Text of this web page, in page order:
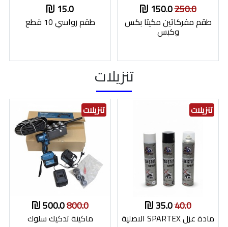
250.0
150.0
طقم مفركاتين مكيتا بكس
وكبس
15.0
طقم رواسي 10 قطع
تنزيلات
تنزيلات
40.0
35.0
مادة عزل SPARTEX الاصلية
تنزيلات
800.0
500.0
ماكينة تدكيك سلوك